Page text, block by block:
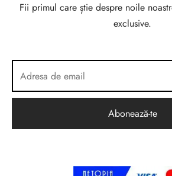
Fii primul care știe despre noile
exclusive.